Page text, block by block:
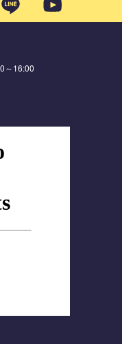
～16:00